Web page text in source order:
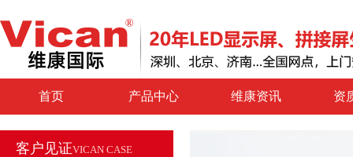
首页 产品中心 维康资讯 资
客户见证VICAN CASE